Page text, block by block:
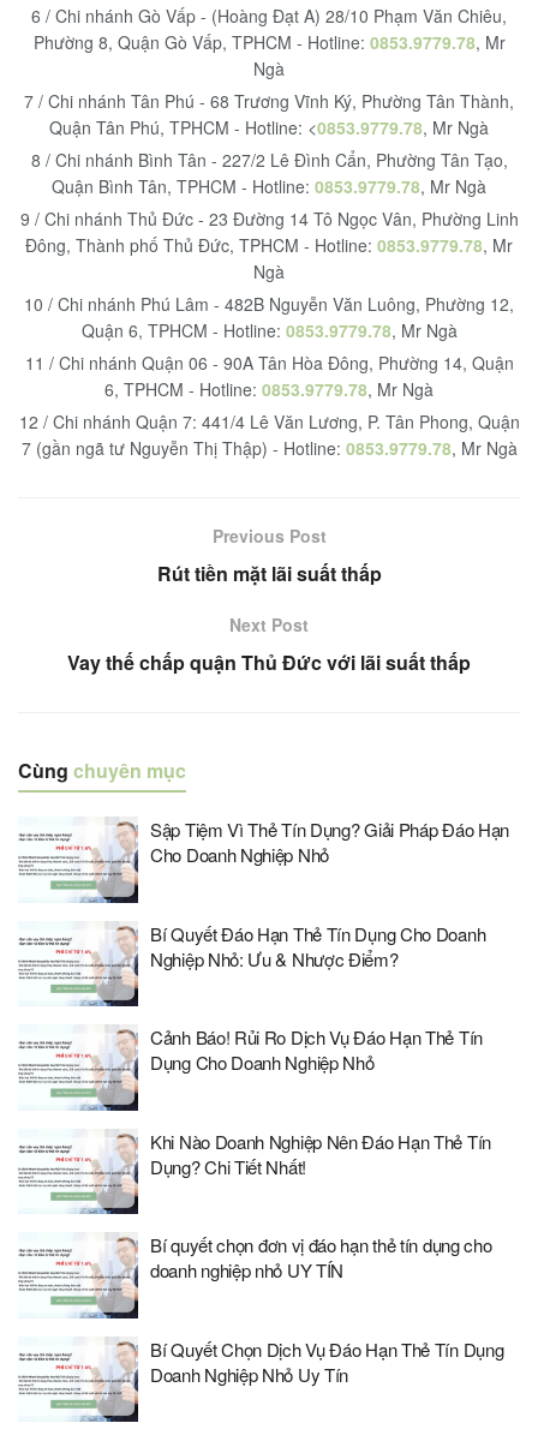
6 / Chi nhánh Gò Vấp - (Hoàng Đạt A) 28/10 Phạm Văn Chiêu,
Phường 8, Quận Gò Vấp, TPHCM - Hotline: 0853.9779.78, Mr
Ngà
7 / Chi nhánh Tân Phú - 68 Trương Vĩnh Ký, Phường Tân Thành,
Quận Tân Phú, TPHCM - Hotline: <0853.9779.78, Mr Ngà
8 / Chi nhánh Bình Tân - 227/2 Lê Đình Cẩn, Phường Tân Tạo,
Quận Bình Tân, TPHCM - Hotline: 0853.9779.78, Mr Ngà
9 / Chi nhánh Thủ Đức - 23 Đường 14 Tô Ngọc Vân, Phường Linh
Đông, Thành phố Thủ Đức, TPHCM - Hotline: 0853.9779.78, Mr
Ngà
10 / Chi nhánh Phú Lâm - 482B Nguyễn Văn Luông, Phường 12,
Quận 6, TPHCM - Hotline: 0853.9779.78, Mr Ngà
11 / Chi nhánh Quận 06 - 90A Tân Hòa Đông, Phường 14, Quận
6, TPHCM - Hotline: 0853.9779.78, Mr Ngà
12 / Chi nhánh Quận 7: 441/4 Lê Văn Lương, P. Tân Phong, Quận
7 (gần ngã tư Nguyễn Thị Thập) - Hotline: 0853.9779.78, Mr Ngà
Previous Post
Rút tiền mặt lãi suất thấp
Next Post
Vay thế chấp quận Thủ Đức với lãi suất thấp
Cùng chuyên mục
Sập Tiệm Vì Thẻ Tín Dụng? Giải Pháp Đáo Hạn
Cho Doanh Nghiệp Nhỏ
Bí Quyết Đáo Hạn Thẻ Tín Dụng Cho Doanh
Nghiệp Nhỏ: Ưu & Nhược Điểm?
Cảnh Báo! Rủi Ro Dịch Vụ Đáo Hạn Thẻ Tín
Dụng Cho Doanh Nghiệp Nhỏ
Khi Nào Doanh Nghiệp Nên Đáo Hạn Thẻ Tín
Dụng? Chi Tiết Nhất!
Bí quyết chọn đơn vị đáo hạn thẻ tín dụng cho
doanh nghiệp nhỏ UY TÍN
Bí Quyết Chọn Dịch Vụ Đáo Hạn Thẻ Tín Dụng
Doanh Nghiệp Nhỏ Uy Tín